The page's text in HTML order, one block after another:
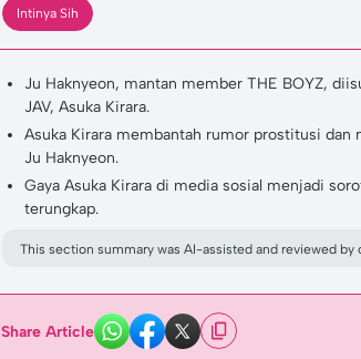
Intinya Sih
Ju Haknyeon, mantan member THE BOYZ,
JAV, Asuka Kirara.
Asuka Kirara membantah rumor prostitusi dan
Ju Haknyeon.
Gaya Asuka Kirara di media sosial menjadi
terungkap.
This section summary was AI-assisted and reviewed by
Share Article